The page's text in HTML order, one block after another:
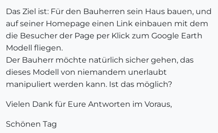
Das Ziel ist: Für den Bauherren sein Haus bauen, und
auf seiner Homepage einen Link einbauen mit dem
die Besucher der Page per Klick zum Google Earth
Modell fliegen.
Der Bauherr möchte natürlich sicher gehen, das
dieses Modell von niemandem unerlaubt
manipuliert werden kann. Ist das möglich?
Vielen Dank für Eure Antworten im Voraus,
Schönen Tag